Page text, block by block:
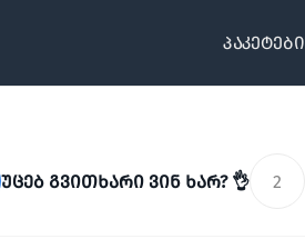
პაკეტები
უცებ გვითხარი ვინ ხარ? 👌 2